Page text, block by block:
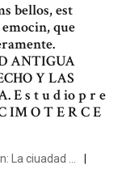
bellos, est
que
ANTIGUA
Y LAS
E s t u d io p r e
IM O T E R C E
La ciuadad ...